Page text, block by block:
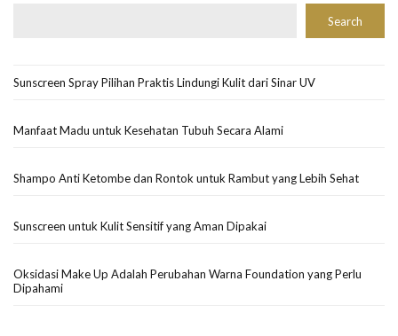
Search
Sunscreen Spray Pilihan Praktis Lindungi Kulit dari Sinar UV
Manfaat Madu untuk Kesehatan Tubuh Secara Alami
Shampo Anti Ketombe dan Rontok untuk Rambut yang Lebih Sehat
Sunscreen untuk Kulit Sensitif yang Aman Dipakai
Oksidasi Make Up Adalah Perubahan Warna Foundation yang Perlu
Dipahami